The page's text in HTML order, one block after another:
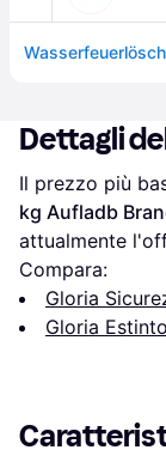
Dettagli
Il prezzo più
kg Aufladb
attualmente
Compara:
Gloria
Gloria